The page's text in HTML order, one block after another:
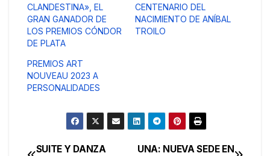
CLANDESTINA», EL
GRAN GANADOR DE
LOS PREMIOS CÓNDOR
DE PLATA
CENTENARIO DEL
NACIMIENTO DE ANÍBAL
TROILO
PREMIOS ART
NOUVEAU 2023 A
PERSONALIDADES
UNA: NUEVA SEDE EN
SUITE Y DANZA